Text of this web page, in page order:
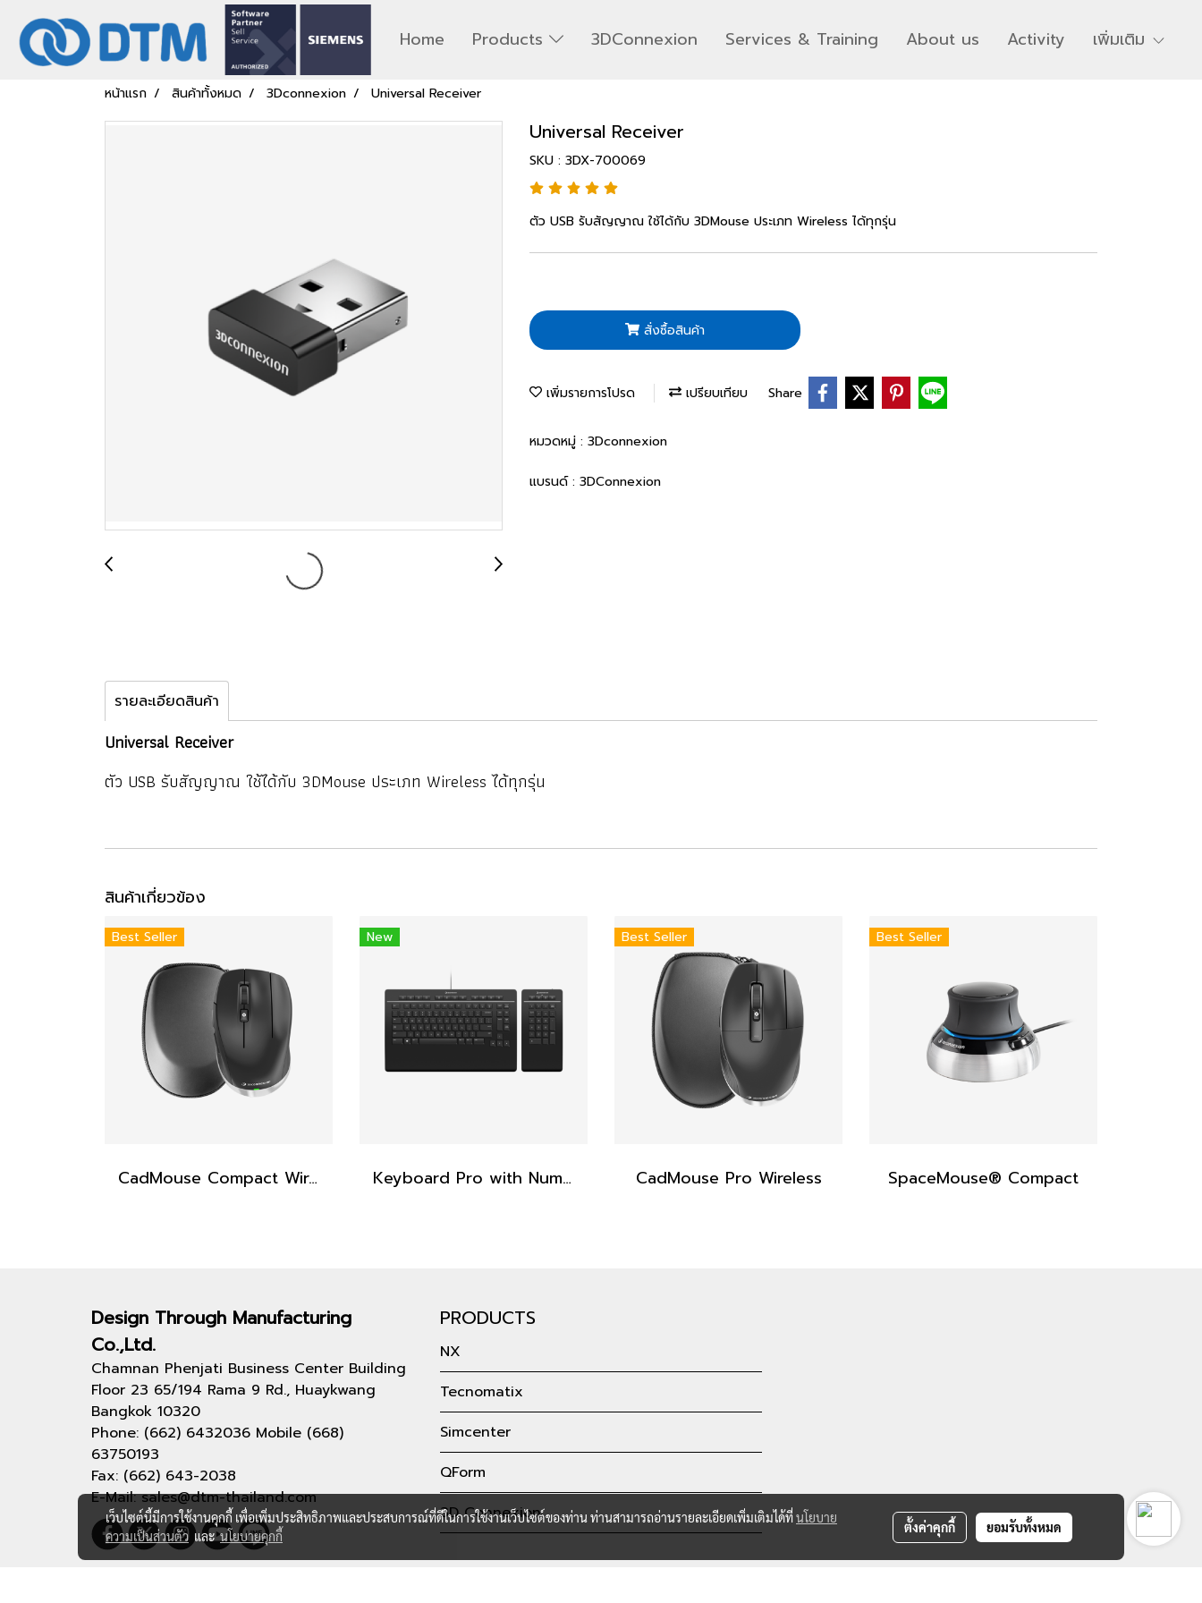
Home Products 3DConnexion Services & Training About us Activity เพิ่มเติม
หน้าแรก สินค้าทั้งหมด 3Dconnexion Universal Receiver
Universal Receiver
SKU : 3DX-700069
ตัว USB รับสัญญาณ ใช้ได้กับ 3DMouse ประเภท Wireless ได้ทุกรุ่น
สั่งซื้อสินค้า
เพิ่มรายการโปรด เปรียบเทียบ Share
หมวดหมู่ : 3Dconnexion
แบรนด์ : 3DConnexion
รายละเอียดสินค้า
Universal Receiver
ตัว USB รับสัญญาณ ใช้ได้กับ 3DMouse ประเภท Wireless ได้ทุกรุ่น
สินค้าเกี่ยวข้อง
Best Seller
CadMouse Compact Wireless
New
Keyboard Pro with Numpad
Best Seller
CadMouse Pro Wireless
Best Seller
SpaceMouse® Compact
Design Through Manufacturing
Co.,Ltd.
Chamnan Phenjati Business Center Building
Floor 23 65/194 Rama 9 Rd., Huaykwang
Bangkok 10320
Phone: (662) 6432036 Mobile (668)
63750193
Fax: (662) 643-2038
E-Mail: sales@dtm-thailand.com
PRODUCTS
NX
Tecnomatix
Simcenter
QForm
3D Connexion
เว็บไซต์นี้มีการใช้งานคุกกี้ เพื่อเพิ่มประสิทธิภาพและประสบการณ์ที่ดีในการใช้งานเว็บไซต์ของท่าน ท่านสามารถอ่านรายละเอียดเพิ่มเติมได้ที่นโยบาย
ความเป็นส่วนตัว และนโยบายคุกกี้
ตั้งค่าคุกกี้ ยอมรับทั้งหมด